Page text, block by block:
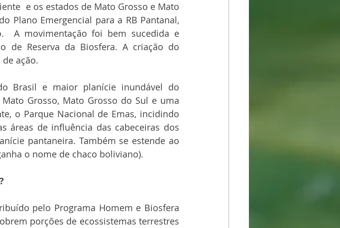
e os estados de Mato Grosso e Mato
Plano Emergencial para a RB Pantanal,
A movimentação foi bem sucedida e
de Reserva da Biosfera. A criação do
ação.
Brasil e maior planície inundável do
Grosso, Mato Grosso do Sul e uma
o Parque Nacional de Emas, incidindo
áreas de influência das cabeceiras dos
pantaneira. Também se estende ao
o nome de chaco boliviano).
pelo Programa Homem e Biosfera
porções de ecossistemas terrestres